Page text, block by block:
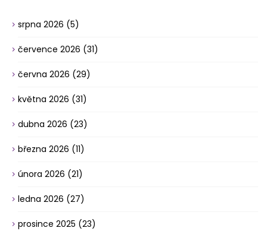
srpna 2026 (5)
července 2026 (31)
června 2026 (29)
května 2026 (31)
dubna 2026 (23)
března 2026 (11)
února 2026 (21)
ledna 2026 (27)
prosince 2025 (23)